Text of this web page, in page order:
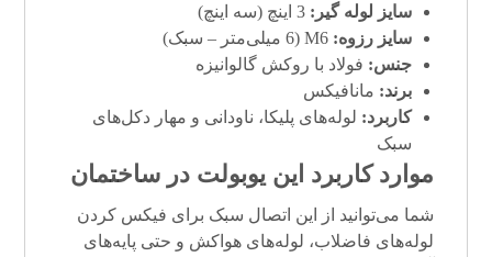
سایز لوله گیر: 3 اینچ (سه اینچ)
سایز رزوه: M6 (6 میلی‌متر – سبک)
جنس: فولاد با روکش گالوانیزه
برند: مانافیکس
کاربرد: لوله‌های پلیکا، ناودانی و مهار دکل‌های
سبک
موارد کاربرد این یوبولت در ساختمان
شما می‌توانید از این اتصال سبک برای فیکس کردن
لوله‌های فاضلاب، لوله‌های هواکش و حتی پایه‌های